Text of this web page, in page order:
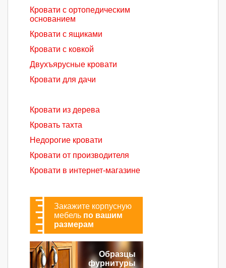
Кровати с ортопедическим
основанием
Кровати с ящиками
Кровати с ковкой
Двухъярусные кровати
Кровати для дачи
Кровати из дерева
Кровать тахта
Недорогие кровати
Кровати от производителя
Кровати в интернет-магазине
Закажите корпусную
мебель по вашим
размерам
Образцы
фурнитуры